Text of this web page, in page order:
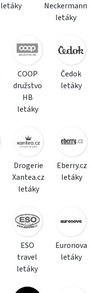
letáky
Neckermann
letáky
COOP
družstvo
HB
letáky
Čedok
letáky
Drogerie
Xantea.cz
letáky
Eberry.cz
letáky
ESO
travel
letáky
Euronova
letáky